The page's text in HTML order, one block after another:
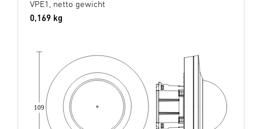
VPE1, netto gewicht
0,169 kg
109